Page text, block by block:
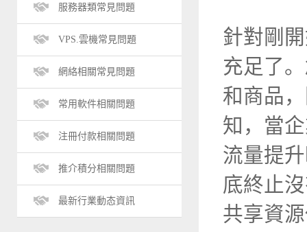
服務器類常見問題
VPS.雲機常見問題
網絡相關常見問題
常用軟件相關問題
注冊付款相關問題
推介積分相關問題
最新行業動态資訊
針對剛
充足了
和商品
知，當
流量提
底終止
共享資